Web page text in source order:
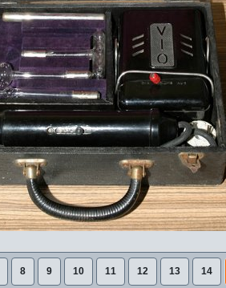
8 9 10 11 12 13 14